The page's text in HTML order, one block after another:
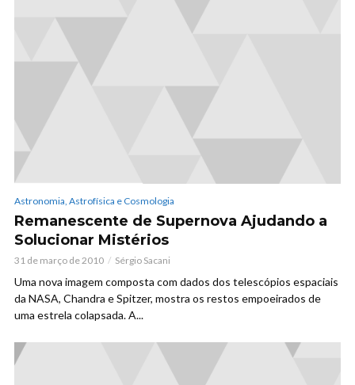
Astronomia, Astrofísica e Cosmologia
Remanescente de Supernova Ajudando a
Solucionar Mistérios
31 de março de 2010 Sérgio Sacani
Uma nova imagem composta com dados dos telescópios espaciais
da NASA, Chandra e Spitzer, mostra os restos empoeirados de
uma estrela colapsada. A...